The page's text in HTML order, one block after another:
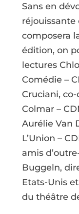
Sans en
réjouissante
composera
édition, on
lectures
Comédie –
Cruciani,
Colmar –
Aurélie Van
L’Union –
amis
Buggeln,
Etats-Unis
du théâtre